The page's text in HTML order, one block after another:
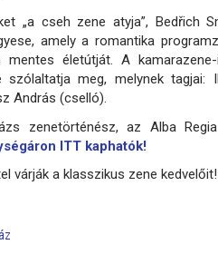
„a cseh zene atyja”, Bedřich
amely a romantika
életútját. A
szólaltatja meg, melynek tagjai:
András (cselló).
zenetörténész, az Alba
ITT kaphatók!
várják a klasszikus zene kedvelőit!